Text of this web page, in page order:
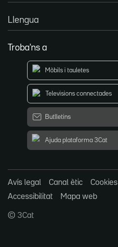
Llengua
Troba'ns a
Mòbils i tauletes
Televisions connectades
Butlletins
Ajuda plataforma 3Cat
Avís legal Canal ètic Cookies
Accessibilitat
Mapa web
© 3Cat